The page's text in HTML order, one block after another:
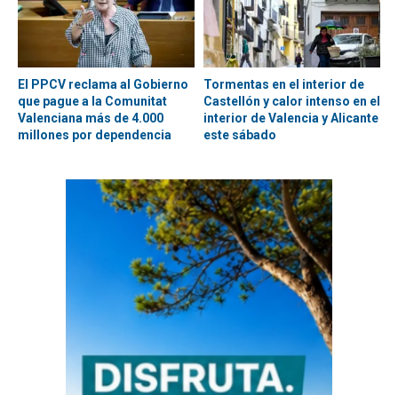
El PPCV reclama al Gobierno
que pague a la Comunitat
Valenciana más de 4.000
millones por dependencia
Tormentas en el interior de
Castellón y calor intenso en el
interior de Valencia y Alicante
este sábado